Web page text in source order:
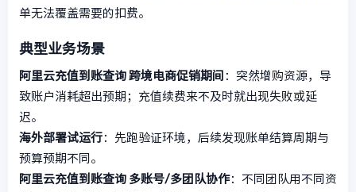
单无法覆盖需要的扣费。
典型业务场景
阿里云充值到账查询 跨境电商促销期间 ：突然增购资源，导
致账户消耗超出预期；充值续费来不及时就出现失败或延
迟。
海外部署试运行 ：先跑验证环境，后续发现账单结算周期与
预算预期不同。
阿里云充值到账查询 多账号/多团队协作：不同团队用不同资